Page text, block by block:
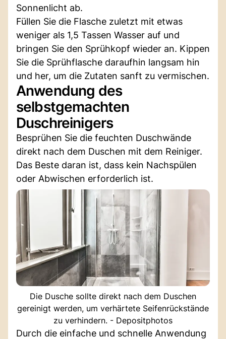
Sonnenlicht ab.
Füllen Sie die Flasche zuletzt mit etwas
weniger als 1,5 Tassen Wasser auf und
bringen Sie den Sprühkopf wieder an. Kippen
Sie die Sprühflasche daraufhin langsam hin
und her, um die Zutaten sanft zu vermischen.
Anwendung des
selbstgemachten
Duschreinigers
Besprühen Sie die feuchten Duschwände
direkt nach dem Duschen mit dem Reiniger.
Das Beste daran ist, dass kein Nachspülen
oder Abwischen erforderlich ist.
Die Dusche sollte direkt nach dem Duschen
gereinigt werden, um verhärtete Seifenrückstände
zu verhindern. - Depositphotos
Durch die einfache und schnelle Anwendung